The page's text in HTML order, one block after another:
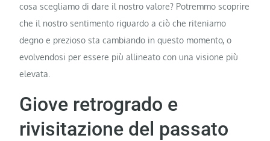
cosa scegliamo di dare il nostro valore? Potremmo scoprire
che il nostro sentimento riguardo a ciò che riteniamo
degno e prezioso sta cambiando in questo momento, o
evolvendosi per essere più allineato con una visione più
elevata.
Giove retrogrado e
rivisitazione del passato